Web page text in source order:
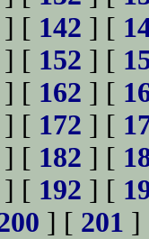
] [ 142 ] [
] [ 152 ] [
] [ 162 ] [
] [ 172 ] [
] [ 182 ] [
] [ 192 ] [
] [ 201 ]